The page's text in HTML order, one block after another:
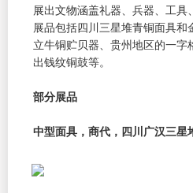
展出文物涵盖礼器、兵器、工
展品包括四川三星堆青铜面具
立牛铜贮贝器、贵州地区的一
出钱纹铜鼓等。
部分展品
中型面具，商代，四川广汉三星